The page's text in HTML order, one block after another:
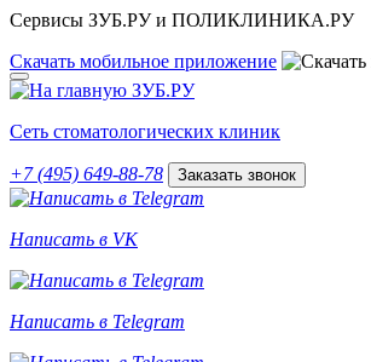
Сервисы ЗУБ.РУ и ПОЛИКЛИНИКА.РУ
Скачать мобильное приложение
Сеть стоматологических клиник
+7 (495) 649-88-78 Заказать звонок
Написать в VK
Написать в Telegram